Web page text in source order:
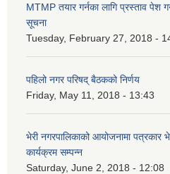
MTMP तयार गर्नका लागि प्रस्ताव पेश
सूचना
Tuesday, February 27, 2018 -
पहिलो नगर परिषद् बैठकको निर्णय
Friday, May 11, 2018 - 13:43
भेरी नगरपालिकाको आयोजनामा पत्रकार
कार्यक्रम सम्पन्न
Saturday, June 2, 2018 - 12:08